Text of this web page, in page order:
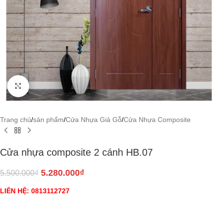
Click to enlarge
Trang chủ/sản phẩm/Cửa Nhựa Giả Gỗ/Cửa Nhựa Composite
Cửa nhựa composite 2 cánh HB.07
5.500.000₫ 5.280.000₫
LIÊN HỆ: 0813112727